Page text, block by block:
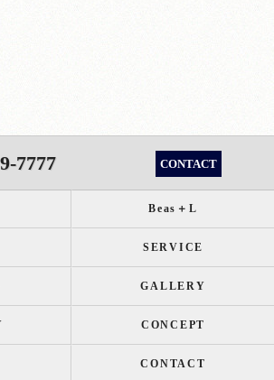
7777 CONTACT
Beas＋L
SERVICE
GALLERY
CONCEPT
CONTACT